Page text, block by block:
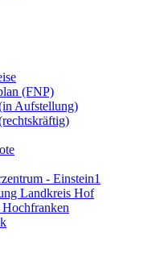
(FNP)
Aufstellung)
- Einstein1
Landkreis Hof